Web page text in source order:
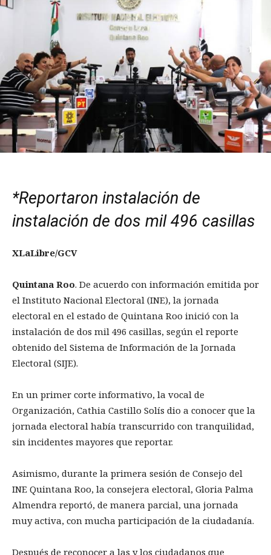
*Reportaron instalación de
instalación de dos mil 496 casillas
XLaLibre/GCV
Quintana Roo. De acuerdo con información emitida por
el Instituto Nacional Electoral (INE), la jornada
electoral en el estado de Quintana Roo inició con la
instalación de dos mil 496 casillas, según el reporte
obtenido del Sistema de Información de la Jornada
Electoral (SIJE).
En un primer corte informativo, la vocal de
Organización, Cathia Castillo Solís dio a conocer que la
jornada electoral había transcurrido con tranquilidad,
sin incidentes mayores que reportar.
Asimismo, durante la primera sesión de Consejo del
INE Quintana Roo, la consejera electoral, Gloria Palma
Almendra reportó, de manera parcial, una jornada
muy activa, con mucha participación de la ciudadanía.
Después de reconocer a las y los ciudadanos que